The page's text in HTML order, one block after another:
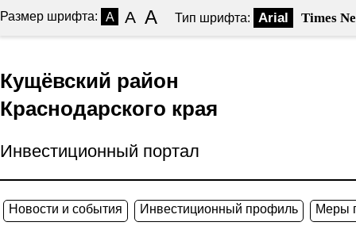
Размер шрифта: A A A Тип шрифта: Arial Times
Кущёвский район
Краснодарского края
Инвестиционный портал
Новости и события Инвестиционный профиль Меры